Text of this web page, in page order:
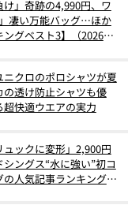
」奇跡の4,990円、ワ
凄い万能バッグ…ほか
ングベスト3】（2026年
ニクロのポロシャツが夏
透け防止シャツも優
快適ウエアの実力
ックに変形」2,900円
ングス“水に強い”初コ
人気記事ランキングベ